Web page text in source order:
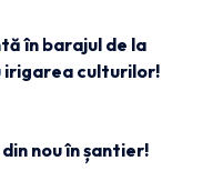
în barajul de la
irigarea culturilor!
nou în șantier!